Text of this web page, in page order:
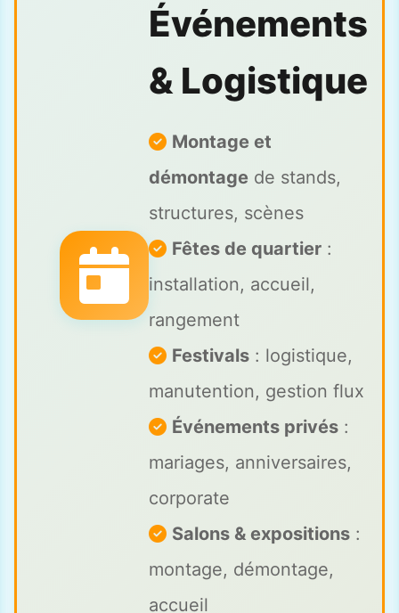
Événements
& Logistique
Montage et
démontage de stands,
structures, scènes
Fêtes de quartier :
installation, accueil,
rangement
Festivals : logistique,
manutention, gestion flux
Événements privés :
mariages, anniversaires,
corporate
Salons & expositions :
montage, démontage,
accueil